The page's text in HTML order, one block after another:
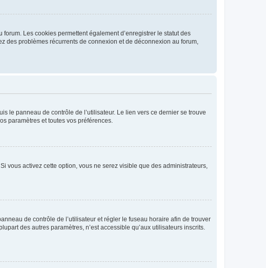
Les cookies permettent également d’enregistrer le statut des
des problèmes récurrents de connexion et de déconnexion au forum,
le panneau de contrôle de l’utilisateur. Le lien vers ce dernier se trouve
paramètres et toutes vos préférences.
vous activez cette option, vous ne serez visible que des administrateurs,
de contrôle de l’utilisateur et régler le fuseau horaire afin de trouver
des autres paramètres, n’est accessible qu’aux utilisateurs inscrits.